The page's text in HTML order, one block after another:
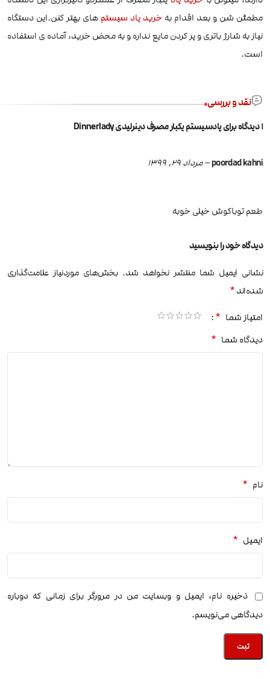
مطمئن شن و بعد اقدام به خرید پاد سیستم های بهتر کنن.این دستگاه
نیاز به شارژ باتری و پر کردن مایع نداره و به محض خرید، آماده ی استفاده
است.
نقد و بررسی
1 دیدگاه برای پادسیستم یکبار مصرف دینرلیدی Dinnerlady
poordad kahni
–مرداد 29, 1399
طعم توباکوش خیلی خوبه
دیدگاه خود را بنویسید
نشانی ایمیل شما منتشر نخواهد شد. بخش‌های موردنیاز علامت‌گذاری
شده‌اند*
امتیاز شما *
دیدگاه شما *
نام *
ایمیل *
ذخیره نام، ایمیل و وبسایت من در مرورگر برای زمانی که دوباره
دیدگاهی می‌نویسم.